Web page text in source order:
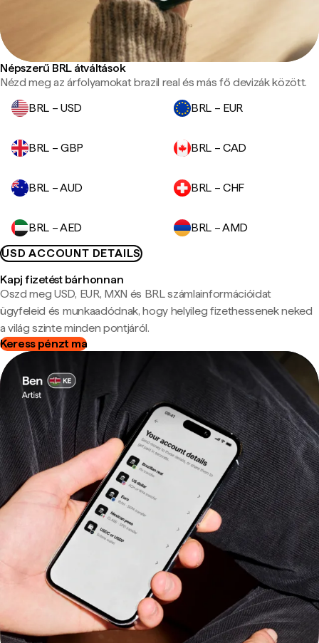
Népszerű BRL átváltások
Nézd meg az árfolyamokat brazil real és más fő devizák között.
BRL – USD
BRL – EUR
BRL – GBP BRL – CAD
BRL – AUD BRL – CHF
BRL – AED
BRL – AMD
USD ACCOUNT DETAILS
Kapj fizetést bárhonnan
Oszd meg USD, EUR, MXN és BRL számlainformációidat
ügyfeleid és munkaadódnak, hogy helyileg fizethessenek neked
a világ szinte minden pontjáról.
Keress pénzt ma